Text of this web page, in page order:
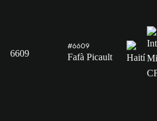
6609
#6609
Fafà Picault